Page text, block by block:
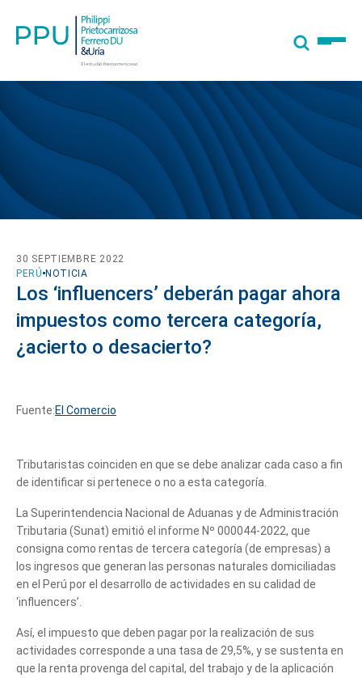
PERÚ NOTICIA
30 SEPTIEMBRE 2022
Los ‘influencers’ deberán pagar ahora
impuestos como tercera categoría,
¿acierto o desacierto?
Fuente:El Comercio
Tributaristas coinciden en que se debe analizar cada caso a fin
de identificar si pertenece o no a esta categoría.
La Superintendencia Nacional de Aduanas y de Administración
Tributaria (Sunat) emitió el informe Nº 000044-2022, que
consigna como rentas de tercera categoría (de empresas) a
los ingresos que generan las personas naturales domiciliadas
en el Perú por el desarrollo de actividades en su calidad de
‘influencers’.
Así, el impuesto que deben pagar por la realización de sus
actividades corresponde a una tasa de 29,5%, y se sustenta en
que la renta provenga del capital, del trabajo y de la aplicación